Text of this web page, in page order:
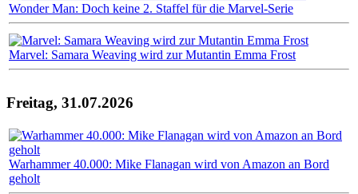
Wonder Man: Doch keine 2. Staffel für die Marvel-Serie
Marvel: Samara Weaving wird zur Mutantin Emma Frost
Freitag, 31.07.2026
Warhammer 40.000: Mike Flanagan wird von Amazon an Bord
geholt